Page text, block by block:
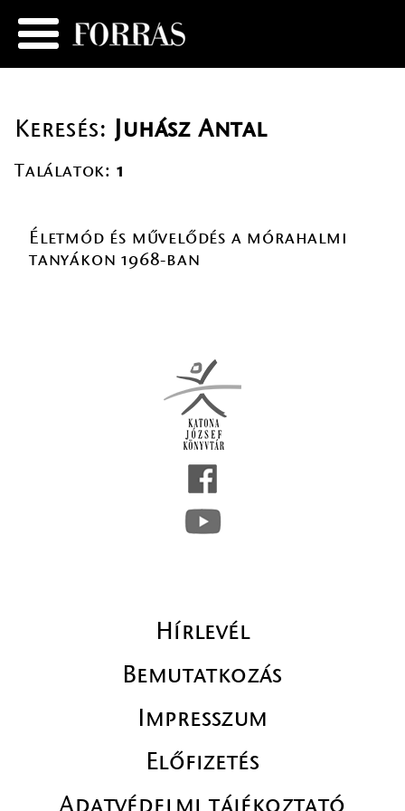
Keresés: Juhász Antal
Találatok: 1
Életmód és művelődés a mórahalmi
tanyákon 1968-ban
Hírlevél
Bemutatkozás
Impresszum
Előfizetés
Adatvédelmi tájékoztató